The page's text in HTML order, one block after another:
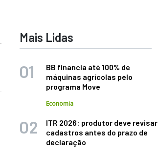
Mais Lidas
BB financia até 100% de
máquinas agrícolas pelo
programa Move
Economia
ITR 2026: produtor deve revisar
cadastros antes do prazo de
declaração